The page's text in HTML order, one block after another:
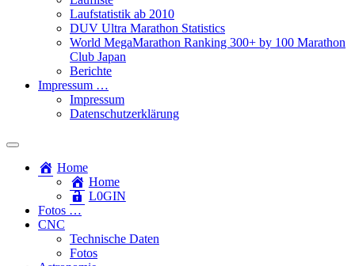
Laufstatistik ab 2010
DUV Ultra Marathon Statistics
World MegaMarathon Ranking 300+ by 100 Marathon
Club Japan
Berichte
Impressum …
Impressum
Datenschutzerklärung
Toggle
search
field
Home
Home
L​0​​GIN
Fotos …
CNC
Technische Daten
Fotos